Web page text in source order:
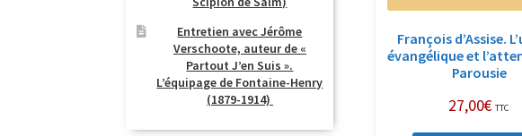
François d’Assise.
évangélique et
Parousie
27,00€ TTC
Entretien avec Jérôme
Verschoote, auteur de «
Partout J’en Suis ».
L’équipage de Fontaine-Henry
(1879-1914)